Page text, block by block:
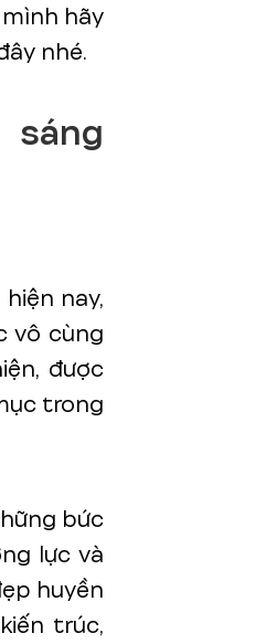
hãy
nhé.
nay,
vô cùng
được
trong
bức
lực và
huyền
trúc,